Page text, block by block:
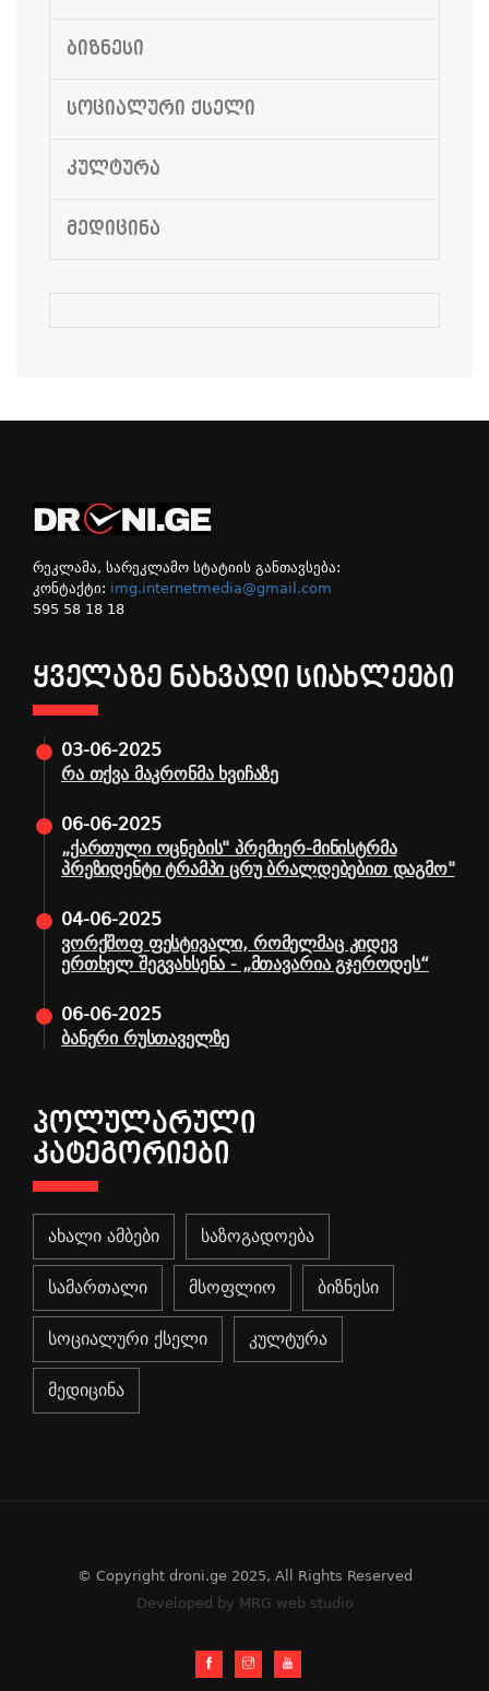
ᲑᲘᲖᲜᲔᲡᲘ
ᲡᲝᲪᲘᲐᲚᲣᲠᲘ ᲥᲡᲔᲚᲘ
ᲙᲣᲚᲢᲣᲠᲐ
ᲛᲔᲓᲘᲪᲘᲜᲐ
რეკლამა, სარეკლამო სტატიის განთავსება:
კონტაქტი: img.internetmedia@gmail.com
595 58 18 18
ᲧᲕᲔᲚᲐᲖᲔ ᲜᲐᲮᲕᲐᲓᲘ ᲡᲘᲐᲮᲚᲔᲔᲑᲘ
03-06-2025
რა თქვა მაკრონმა ხვიჩაზე
06-06-2025
„ქართული ოცნების" პრემიერ-მინისტრმა
პრეზიდენტი ტრამპი ცრუ ბრალდებებით დაგმო"
04-06-2025
ვორქშოფ ფესტივალი, რომელმაც კიდევ
ერთხელ შეგვახსენა - „მთავარია გჯეროდეს“
06-06-2025
ბანერი რუსთაველზე
ᲞᲝᲚᲣᲚᲐᲠᲣᲚᲘ
ᲙᲐᲢᲔᲒᲝᲠᲘᲔᲑᲘ
ახალი ამბები საზოგადოება
სამართალი მსოფლიო ბიზნესი
სოციალური ქსელი კულტურა
მედიცინა
© Copyright droni.ge 2025, All Rights Reserved
Developed by MRG web studio